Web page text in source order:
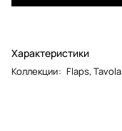
Характеристики
Коллекции: Flaps, Tavola